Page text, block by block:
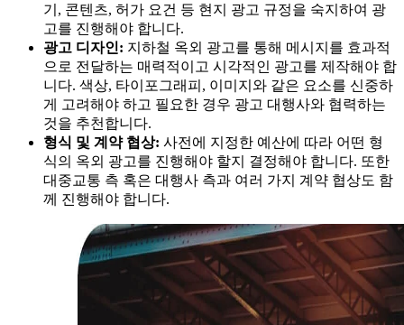
기, 콘텐츠, 허가 요건 등 현지 광고 규정을 숙지하여 광
고를 진행해야 합니다.
광고 디자인: 지하철 옥외 광고를 통해 메시지를 효과적
으로 전달하는 매력적이고 시각적인 광고를 제작해야 합
니다. 색상, 타이포그래피, 이미지와 같은 요소를 신중하
게 고려해야 하고 필요한 경우 광고 대행사와 협력하는
것을 추천합니다.
형식 및 계약 협상: 사전에 지정한 예산에 따라 어떤 형
식의 옥외 광고를 진행해야 할지 결정해야 합니다. 또한
대중교통 측 혹은 대행사 측과 여러 가지 계약 협상도 함
께 진행해야 합니다.